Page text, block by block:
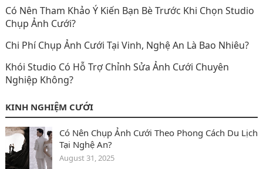
Có Nên Tham Khảo Ý Kiến Bạn Bè Trước Khi Chọn Studio
Chụp Ảnh Cưới?
Chi Phí Chụp Ảnh Cưới Tại Vinh, Nghệ An Là Bao Nhiêu?
Khói Studio Có Hỗ Trợ Chỉnh Sửa Ảnh Cưới Chuyên
Nghiệp Không?
KINH NGHIỆM CƯỚI
Có Nên Chụp Ảnh Cưới Theo Phong Cách Du Lịch
Tại Nghệ An?
August 31, 2025